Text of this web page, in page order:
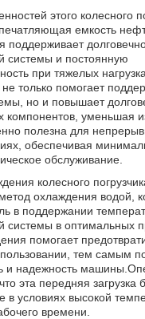
этого колесного
емкость
поддерживает
системы и постоянную
при тяжелых
только помогает
но и повышает
компонентов, уменьшая
полезна для
обеспечивая
обслуживание.
колесного
охлаждения водой,
в поддержании
системы в оптимальных
помогает
тем самым
и надежность
эта передняя загрузка
в условиях высокой
времени.